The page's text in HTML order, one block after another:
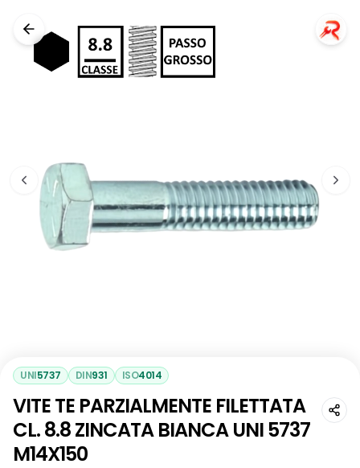
UNI5737 DIN931 ISO4014
VITE TE PARZIALMENTE FILETTATA
CL. 8.8 ZINCATA BIANCA UNI 5737
M14X150